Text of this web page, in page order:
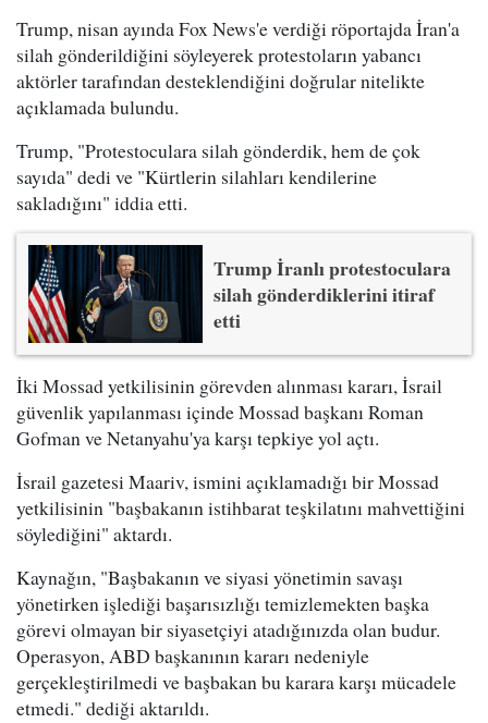
Trump, nisan ayında Fox News'e verdiği röportajda İran'a
silah gönderildiğini söyleyerek protestoların yabancı
aktörler tarafından desteklendiğini doğrular nitelikte
açıklamada bulundu.
Trump, "Protestoculara silah gönderdik, hem de çok
sayıda" dedi ve "Kürtlerin silahları kendilerine
sakladığını" iddia etti.
Trump İranlı protestoculara
silah gönderdiklerini itiraf
etti
İki Mossad yetkilisinin görevden alınması kararı, İsrail
güvenlik yapılanması içinde Mossad başkanı Roman
Gofman ve Netanyahu'ya karşı tepkiye yol açtı.
İsrail gazetesi Maariv, ismini açıklamadığı bir Mossad
yetkilisinin "başbakanın istihbarat teşkilatını mahvettiğini
söylediğini" aktardı.
Kaynağın, "Başbakanın ve siyasi yönetimin savaşı
yönetirken işlediği başarısızlığı temizlemekten başka
görevi olmayan bir siyasetçiyi atadığınızda olan budur.
Operasyon, ABD başkanının kararı nedeniyle
gerçekleştirilmedi ve başbakan bu karara karşı mücadele
etmedi." dediği aktarıldı.